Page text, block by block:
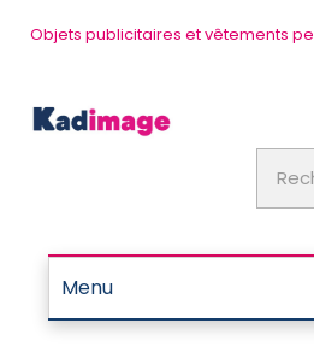
Objets publicitaires et vêtements
Menu